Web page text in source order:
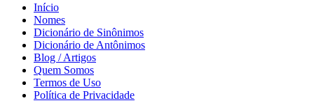
Início
Nomes
Dicionário de Sinônimos
Dicionário de Antônimos
Blog / Artigos
Quem Somos
Termos de Uso
Política de Privacidade